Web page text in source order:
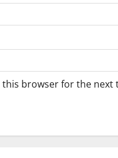
this browser for the next